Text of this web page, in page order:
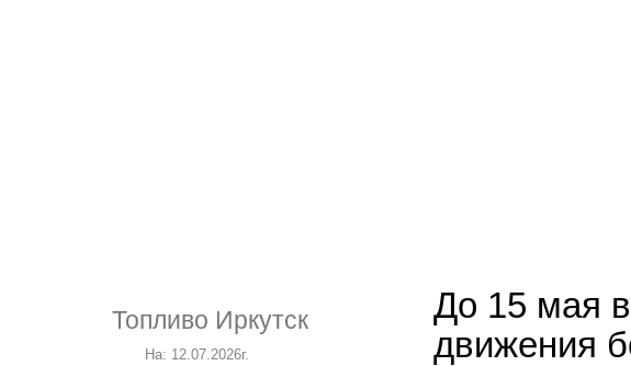
Топливо Иркутск
На: 12.07.2026г.
До 15 мая в
движения